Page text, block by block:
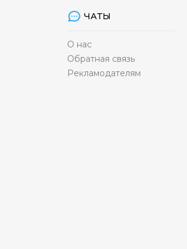
ЧАТЫ
О нас
Обратная связь
Рекламодателям